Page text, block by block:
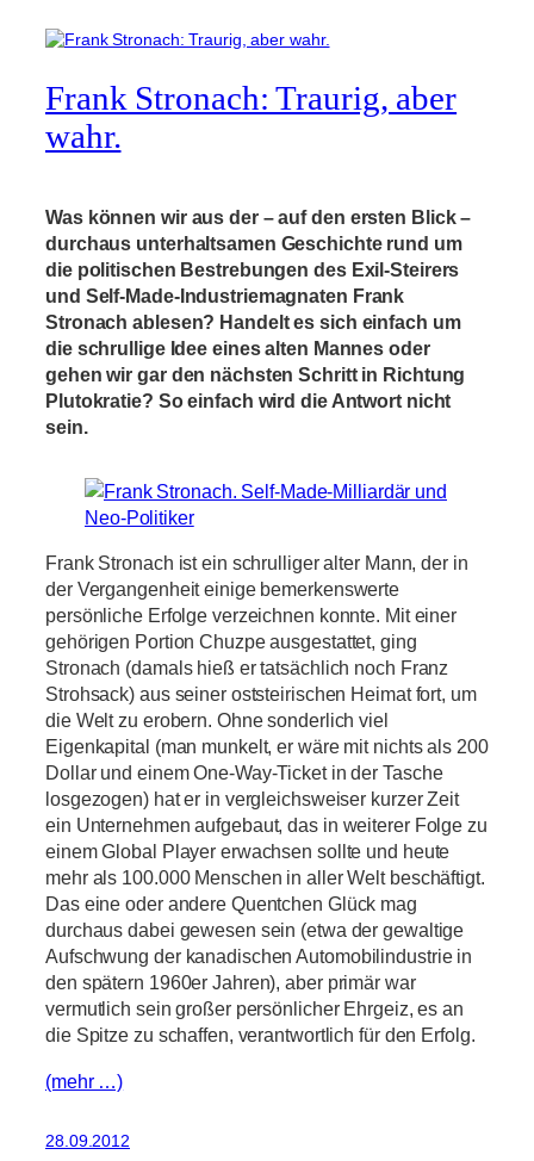
Frank Stronach: Traurig, aber
wahr.
Was können wir aus der – auf den ersten Blick –
durchaus unterhaltsamen Geschichte rund um
die politischen Bestrebungen des Exil-Steirers
und Self-Made-Industriemagnaten Frank
Stronach ablesen? Handelt es sich einfach um
die schrullige Idee eines alten Mannes oder
gehen wir gar den nächsten Schritt in Richtung
Plutokratie? So einfach wird die Antwort nicht
sein.
Frank Stronach ist ein schrulliger alter Mann, der in
der Vergangenheit einige bemerkenswerte
persönliche Erfolge verzeichnen konnte. Mit einer
gehörigen Portion Chuzpe ausgestattet, ging
Stronach (damals hieß er tatsächlich noch Franz
Strohsack) aus seiner oststeirischen Heimat fort, um
die Welt zu erobern. Ohne sonderlich viel
Eigenkapital (man munkelt, er wäre mit nichts als 200
Dollar und einem One-Way-Ticket in der Tasche
losgezogen) hat er in vergleichsweiser kurzer Zeit
ein Unternehmen aufgebaut, das in weiterer Folge zu
einem Global Player erwachsen sollte und heute
mehr als 100.000 Menschen in aller Welt beschäftigt.
Das eine oder andere Quentchen Glück mag
durchaus dabei gewesen sein (etwa der gewaltige
Aufschwung der kanadischen Automobilindustrie in
den spätern 1960er Jahren), aber primär war
vermutlich sein großer persönlicher Ehrgeiz, es an
die Spitze zu schaffen, verantwortlich für den Erfolg.
(mehr …)
28.09.2012